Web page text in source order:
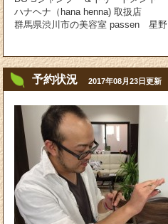
ハナヘナ（hana henna) 取扱店
群馬県渋川市の美容室 passen 星野
予約状況 2017年08月23日更新